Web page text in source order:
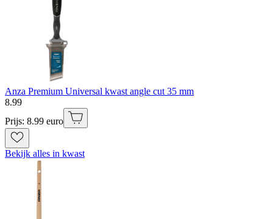
Anza Premium Universal kwast angle cut 35 mm
8.99
Prijs: 8.99 euro
Bekijk alles in kwast